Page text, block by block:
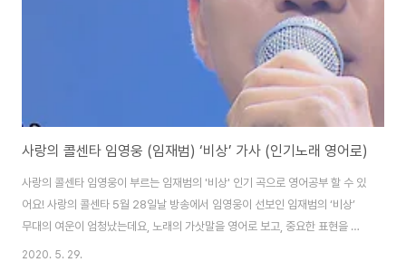
사랑의 콜센타 임영웅 (임재범) ‘비상’ 가사 (인기노래 영어로)
사랑의 콜센타 임영웅이 부르는 임재범의 '비상' 인기 곡으로 영어공부 할 수 있
어요! 사랑의 콜센타 5월 28일날 방송에서 임영웅이 선보인 임재범의 ‘비상’
무대의 여운이 엄청났는데요, 노래의 가삿말을 영어로 보고, 중요한 표현을 배
워 봅시다! 비상 Fly 누구나 한번쯤은 자기만의 세계로 빠져들게 되는 순간이
2020. 5. 29.